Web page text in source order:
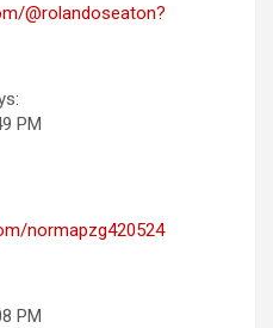
@rolandoseaton?
PM
normapzg420524
PM